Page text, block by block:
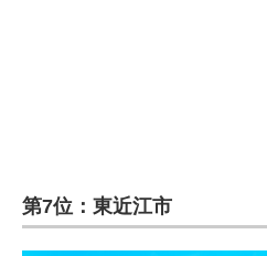
第7位：東近江市